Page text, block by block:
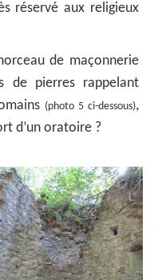
réservé aux religieux
de maçonnerie
de pierres rappelant
(photo 5 ci-dessous),
d’un oratoire ?